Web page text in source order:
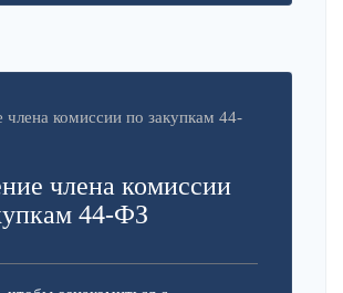
члена комиссии по закупкам 44-
члена комиссии
44-ФЗ